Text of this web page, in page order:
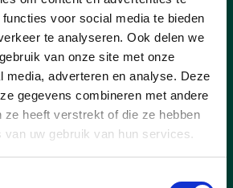
voor social media te bieden
te analyseren. Ook delen we
van onze site met onze
media, adverteren en analyse. Deze
gegevens combineren met andere
ze heeft verstrekt of die ze hebben
uw gebruik van hun services.
KLT: Katrien
Tielen
is een alleenstaande
dochter van 18 en al 24
als verpleegkundige binnen
voor
“Werken op het
heel bewuste keuze, omdat